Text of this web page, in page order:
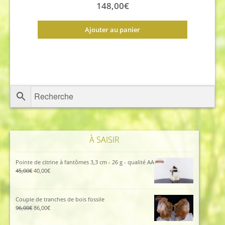
148,00€
Ajouter au panier
À SAISIR
Pointe de citrine à fantômes 3,3 cm - 26 g - qualité AA
45,00€Le
40,00€Le
Couple de tranches de bois fossile
96,00€Le
86,00€Le